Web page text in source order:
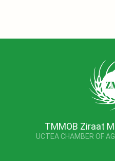
TMMOB Ziraat
UCTEA CHAMBER OF